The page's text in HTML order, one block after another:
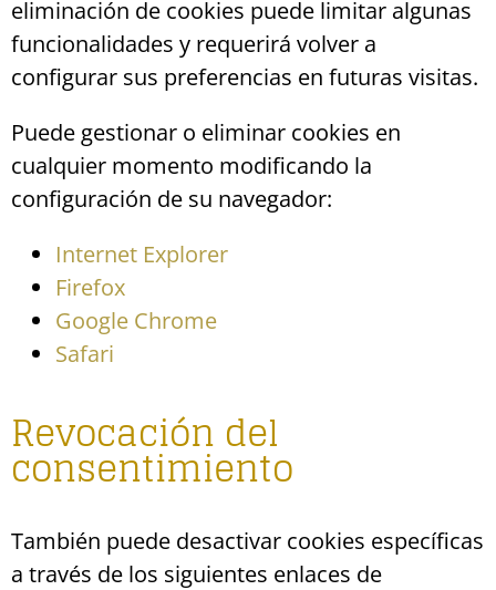
eliminación de cookies puede limitar algunas
funcionalidades y requerirá volver a
configurar sus preferencias en futuras visitas.
Puede gestionar o eliminar cookies en
cualquier momento modificando la
configuración de su navegador:
Internet Explorer
Firefox
Google Chrome
Safari
Revocación del
consentimiento
También puede desactivar cookies específicas
a través de los siguientes enlaces de